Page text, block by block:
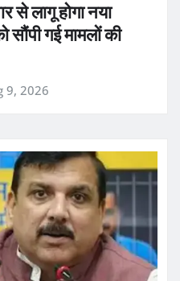
से लागू होगा नया
गई मामलों की
9, 2026